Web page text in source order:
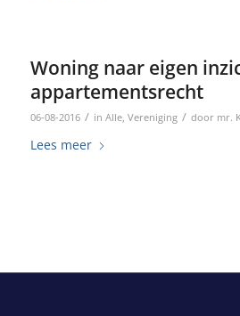
Woning naar eigen
appartementsrecht
06-08-2016 / in Alle, Vereniging / door mr.
Lees meer